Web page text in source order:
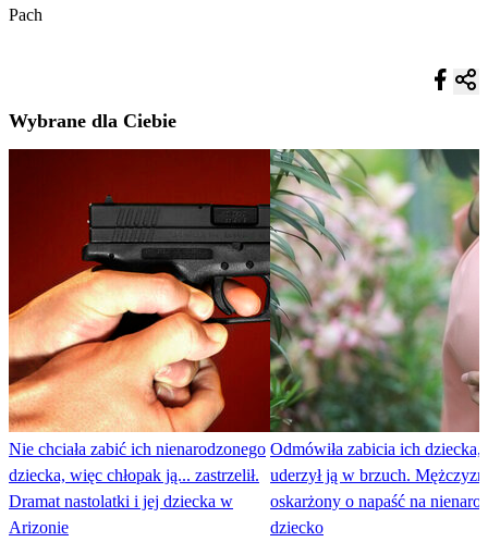
Pach
Wybrane dla Ciebie
Nie chciała zabić ich nienarodzonego
dziecka, więc chłopak ją... zastrzelił.
Dramat nastolatki i jej dziecka w
Arizonie
Odmówiła zabicia ich dziecka,
uderzył ją w brzuch.
oskarżony o napaść na
dziecko